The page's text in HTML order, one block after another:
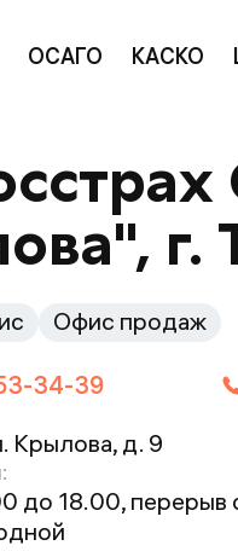
ОСАГО КАСКО
г.
Офис продаж
34-39
Крылова, д. 9
до 18.00, перерыв